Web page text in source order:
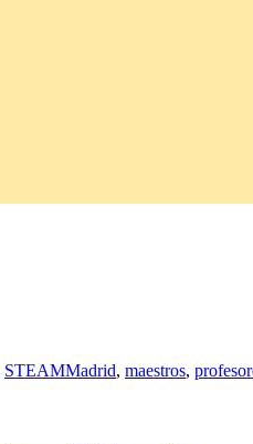
STEAMMadrid, maestros,